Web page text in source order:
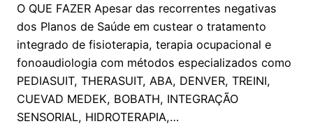
O QUE FAZER Apesar das recorrentes negativas
dos Planos de Saúde em custear o tratamento
integrado de fisioterapia, terapia ocupacional e
fonoaudiologia com métodos especializados como
PEDIASUIT, THERASUIT, ABA, DENVER, TREINI,
CUEVAD MEDEK, BOBATH, INTEGRAÇÃO
SENSORIAL, HIDROTERAPIA,…